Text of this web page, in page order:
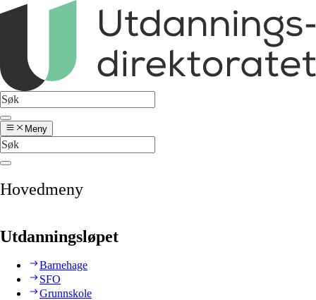
Meny
Hovedmeny
Utdanningsløpet
Barnehage
SFO
Grunnskole